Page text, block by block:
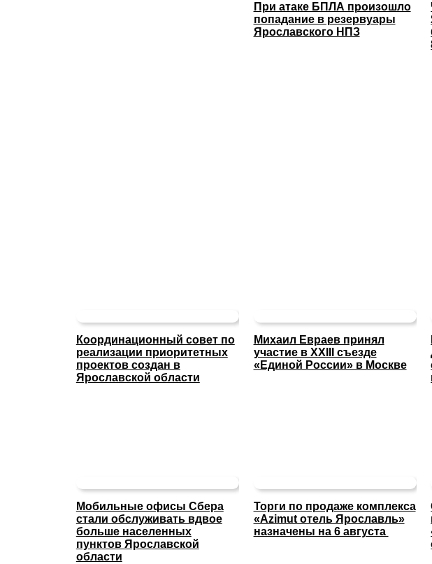
При атаке БПЛА произошло
попадание в резервуары
Ярославского НПЗ
Координационный совет по
реализации приоритетных
проектов создан в
Ярославской области
Михаил Евраев принял
участие в XXIII съезде
«Единой России» в Москве
Мобильные офисы Сбера
стали обслуживать вдвое
больше населенных
пунктов Ярославской
области
Торги по продаже комплекса
«Azimut отель Ярославль»
назначены на 6 августа